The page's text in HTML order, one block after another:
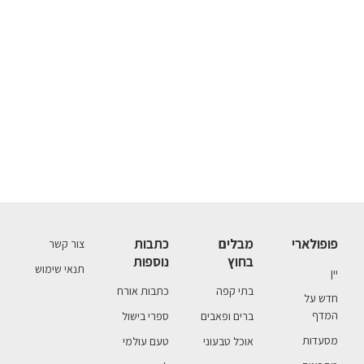
פופולארי
יין
חדש על
המדף
מסעדות
מבלים
בחוץ
בתי קפה
ברים ופאבים
אוכל טבעוני
כתבות
נוספות
כתבות אורח
ספרי בישול
טעם עולמי
צור קשר
תנאי שימוש